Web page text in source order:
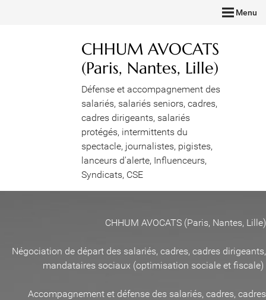
Menu
CHHUM AVOCATS
(Paris, Nantes, Lille)
Défense et accompagnement des
salariés, salariés seniors, cadres,
cadres dirigeants, salariés
protégés, intermittents du
spectacle, journalistes, pigistes,
lanceurs d'alerte, Influenceurs,
Syndicats, CSE
CHHUM AVOCATS (Paris, Nantes, Lille)
Négociation de départ des salariés, cadres, cadres dirigeants,
mandataires sociaux (optimisation sociale et fiscale)
Accompagnement et défense des salariés, cadres, cadres